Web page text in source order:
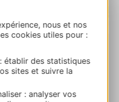
nous et nos
cookies utiles pour :
établir des statistiques
sites et suivre la
: analyser vos
| Map data © OpenStreetMap contributors
CASTELNAU-